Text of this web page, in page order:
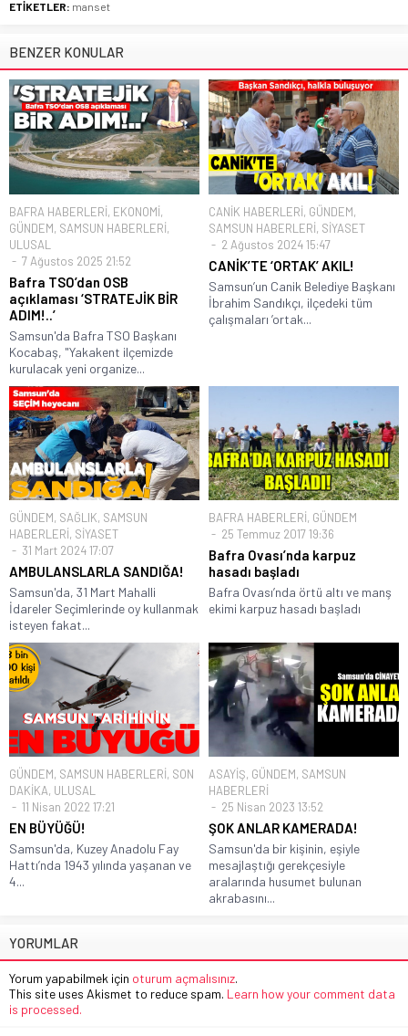
ETİKETLER: manset
BENZER KONULAR
BAFRA HABERLERİ, EKONOMİ,
GÜNDEM, SAMSUN HABERLERİ,
ULUSAL
7 Ağustos 2025 21:52
Bafra TSO’dan OSB
açıklaması ‘STRATEJİK BİR
ADIM!..’
Samsun'da Bafra TSO Başkanı
Kocabaş, "Yakakent ilçemizde
kurulacak yeni organize...
CANİK HABERLERİ, GÜNDEM,
SAMSUN HABERLERİ, SİYASET
2 Ağustos 2024 15:47
CANİK’TE ‘ORTAK’ AKIL!
Samsun’un Canik Belediye Başkanı
İbrahim Sandıkçı, ilçedeki tüm
çalışmaları ’ortak...
GÜNDEM, SAĞLIK, SAMSUN
HABERLERİ, SİYASET
31 Mart 2024 17:07
AMBULANSLARLA SANDIĞA!
Samsun'da, 31 Mart Mahalli
İdareler Seçimlerinde oy kullanmak
isteyen fakat...
BAFRA HABERLERİ, GÜNDEM
25 Temmuz 2017 19:36
Bafra Ovası’nda karpuz
hasadı başladı
Bafra Ovası’nda örtü altı ve manş
ekimi karpuz hasadı başladı
GÜNDEM, SAMSUN HABERLERİ, SON
DAKİKA, ULUSAL
11 Nisan 2022 17:21
EN BÜYÜĞÜ!
Samsun'da, Kuzey Anadolu Fay
Hattı’nda 1943 yılında yaşanan ve
4...
ASAYİŞ, GÜNDEM, SAMSUN
HABERLERİ
25 Nisan 2023 13:52
ŞOK ANLAR KAMERADA!
Samsun'da bir kişinin, eşiyle
mesajlaştığı gerekçesiyle
aralarında husumet bulunan
akrabasını...
YORUMLAR
Yorum yapabilmek için oturum açmalısınız.
This site uses Akismet to reduce spam. Learn how your comment data
is processed.